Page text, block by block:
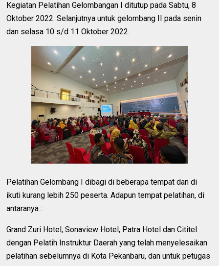
Kegiatan Pelatihan Gelombangan I ditutup pada Sabtu, 8
Oktober 2022. Selanjutnya untuk gelombang II pada senin
dan selasa 10 s/d 11 Oktober 2022.
Pelatihan Gelombang I dibagi di beberapa tempat dan di
ikuti kurang lebih 250 peserta. Adapun tempat pelatihan, di
antaranya :
Grand Zuri Hotel, Sonaview Hotel, Patra Hotel dan Cititel
dengan Pelatih Instruktur Daerah yang telah menyelesaikan
pelatihan sebelumnya di Kota Pekanbaru, dan untuk petugas